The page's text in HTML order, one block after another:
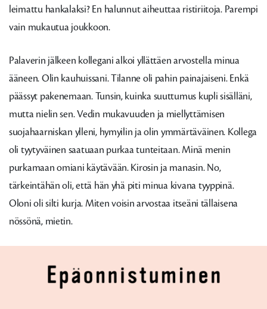
leimattu hankalaksi? En halunnut aiheuttaa ristiriitoja. Parempi
vain mukautua joukkoon.
Palaverin jälkeen kollegani alkoi yllättäen arvostella minua
ääneen. Olin kauhuissani. Tilanne oli pahin painajaiseni. Enkä
päässyt pakenemaan. Tunsin, kuinka suuttumus kupli sisälläni,
mutta nielin sen. Vedin mukavuuden ja miellyttämisen
suojahaarniskan ylleni, hymyilin ja olin ymmärtäväinen. Kollega
oli tyytyväinen saatuaan purkaa tunteitaan. Minä menin
purkamaan omiani käytävään. Kirosin ja manasin. No,
tärkeintähän oli, että hän yhä piti minua kivana tyyppinä.
Oloni oli silti kurja. Miten voisin arvostaa itseäni tällaisena
nössönä, mietin.